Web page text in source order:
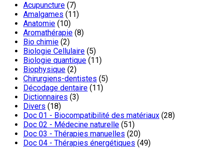
Acupuncture (7)
Amalgames (11)
Anatomie (10)
Aromathérapie (8)
Bio chimie (2)
Biologie Cellulaire (5)
Biologie quantique (11)
Biophysique (2)
Chirurgiens-dentistes (5)
Décodage dentaire (11)
Dictionnaires (3)
Divers (18)
Doc 01 - Biocompatibilité des matériaux (28)
Doc 02 - Médecine naturelle (51)
Doc 03 - Thérapies manuelles (20)
Doc 04 - Thérapies énergétiques (49)